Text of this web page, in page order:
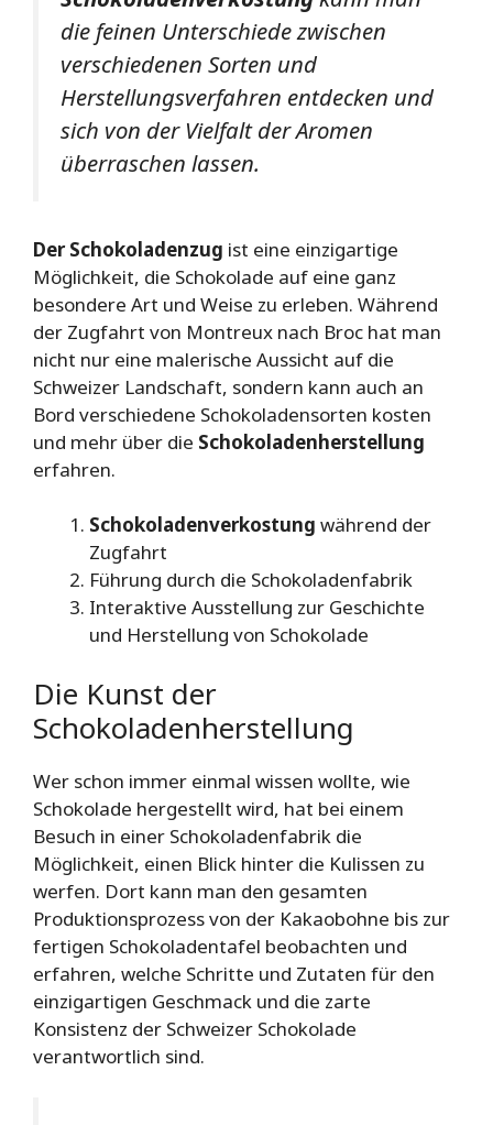
die feinen Unterschiede zwischen
verschiedenen Sorten und
Herstellungsverfahren entdecken und
sich von der Vielfalt der Aromen
überraschen lassen.
Der Schokoladenzug ist eine einzigartige
Möglichkeit, die Schokolade auf eine ganz
besondere Art und Weise zu erleben. Während
der Zugfahrt von Montreux nach Broc hat man
nicht nur eine malerische Aussicht auf die
Schweizer Landschaft, sondern kann auch an
Bord verschiedene Schokoladensorten kosten
und mehr über die Schokoladenherstellung
erfahren.
Schokoladenverkostung während der
Zugfahrt
Führung durch die Schokoladenfabrik
Interaktive Ausstellung zur Geschichte
und Herstellung von Schokolade
Die Kunst der
Schokoladenherstellung
Wer schon immer einmal wissen wollte, wie
Schokolade hergestellt wird, hat bei einem
Besuch in einer Schokoladenfabrik die
Möglichkeit, einen Blick hinter die Kulissen zu
werfen. Dort kann man den gesamten
Produktionsprozess von der Kakaobohne bis zur
fertigen Schokoladentafel beobachten und
erfahren, welche Schritte und Zutaten für den
einzigartigen Geschmack und die zarte
Konsistenz der Schweizer Schokolade
verantwortlich sind.